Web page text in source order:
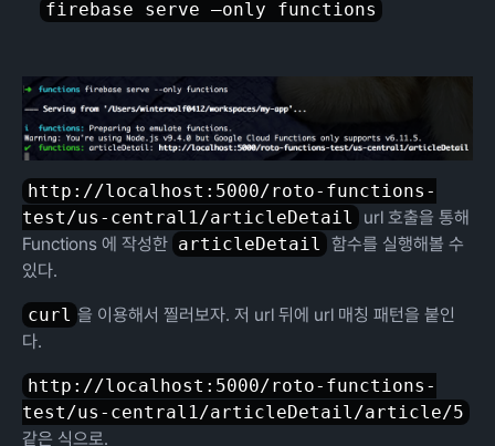
http://localhost:5000/roto-functions-
test/us-central1/articleDetail
url 호출을 통해
Functions 에 작성한 articleDetail 함수를 실행해볼 수
있다.
curl 을 이용해서 찔러보자. 저 url 뒤에 url 매칭 패턴을 붙인
다.
http://localhost:5000/roto-functions-
test/us-central1/articleDetail/article/5
같은 식으로.